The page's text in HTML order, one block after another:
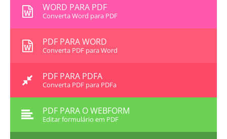
WORD PARA PDF
Converta Word para PDF
PDF PARA WORD
Converta PDF para Word
PDF PARA PDFA
Converta PDF para PDFa
PDF PARA O WEBFORM
Editar formulário em PDF